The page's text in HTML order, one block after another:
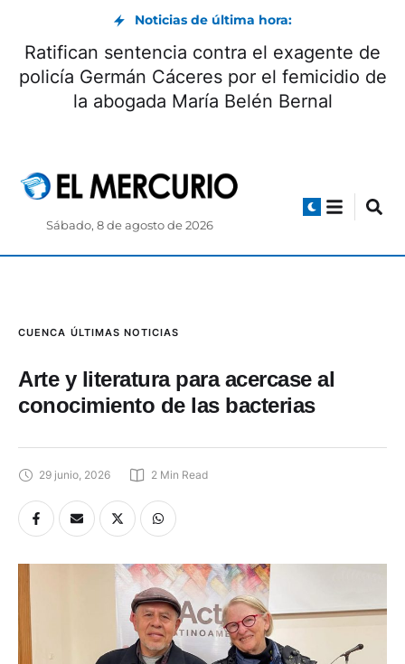
Noticias de última hora:
Ratifican sentencia contra el exagente de
policía Germán Cáceres por el femicidio de
la abogada María Belén Bernal
Sábado, 8 de agosto de 2026
CUENCA ÚLTIMAS NOTICIAS
Arte y literatura para acercase al
conocimiento de las bacterias
29 junio, 2026 2 Min Read